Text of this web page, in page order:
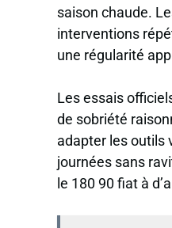
saison chaude.
interventions
une régularité
Les essais
de sobriété
adapter les outils
journées sans
le 180 90 fiat à